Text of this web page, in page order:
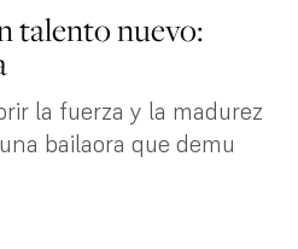
talento nuevo:
la fuerza y la madurez
bailaora que demu